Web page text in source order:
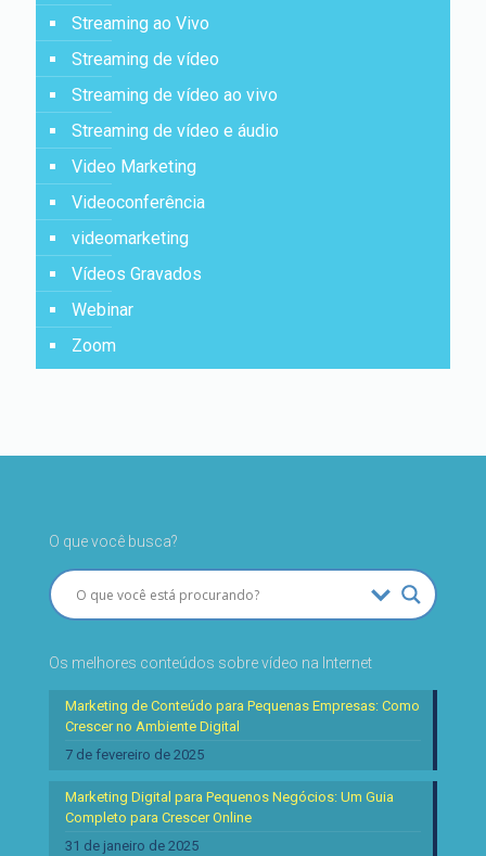
Streaming ao Vivo
Streaming de vídeo
Streaming de vídeo ao vivo
Streaming de vídeo e áudio
Video Marketing
Videoconferência
videomarketing
Vídeos Gravados
Webinar
Zoom
O que você busca?
Os melhores conteúdos sobre vídeo na Internet
Marketing de Conteúdo para Pequenas Empresas: Como
Crescer no Ambiente Digital
7 de fevereiro de 2025
Marketing Digital para Pequenos Negócios: Um Guia
Completo para Crescer Online
31 de janeiro de 2025